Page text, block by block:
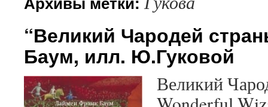
“Великий Чародей
Баум, илл. Ю.Гуковой
Великий